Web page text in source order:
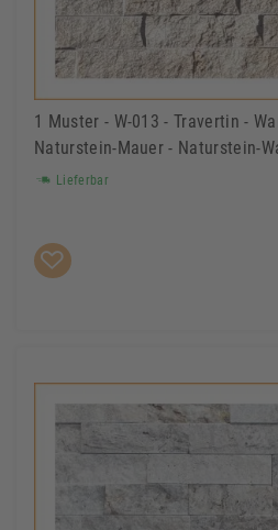
1 Muster - W-013 - Travertin -
Naturstein-Mauer - Naturstein-
Lieferbar